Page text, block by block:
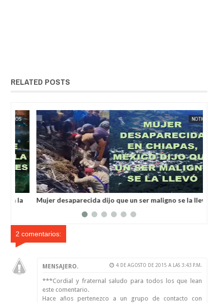
RELATED POSTS
NOTICIA
En la región de Chelyabinsk vieron a humanoides enanos
EXTRANOTIX MISTERIO
2 comentarios:
MENSAJERO. 4 DE AGOSTO DE 2015 A LAS 3:43 P.M.
***Cordial y fraternal saludo para todos los que lean
este comentario.
Hace años pertenezco a un grupo de contacto con